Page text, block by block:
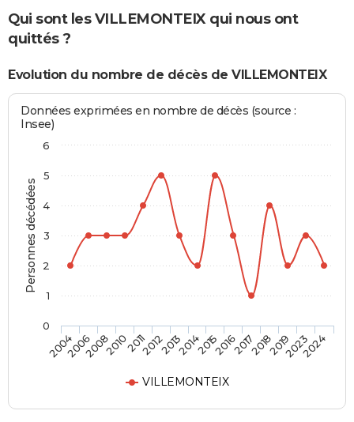
Qui sont les VILLEMONTEIX qui nous ont
quittés ?
Evolution du nombre de décès de VILLEMONTEIX
Personnes décédées
Données exprimées en nombre de décès (source :
Insee)
VILLEMONTEIX
200420062008201020112012201320142015201620172018201920232024
0
1
2
3
4
5
6